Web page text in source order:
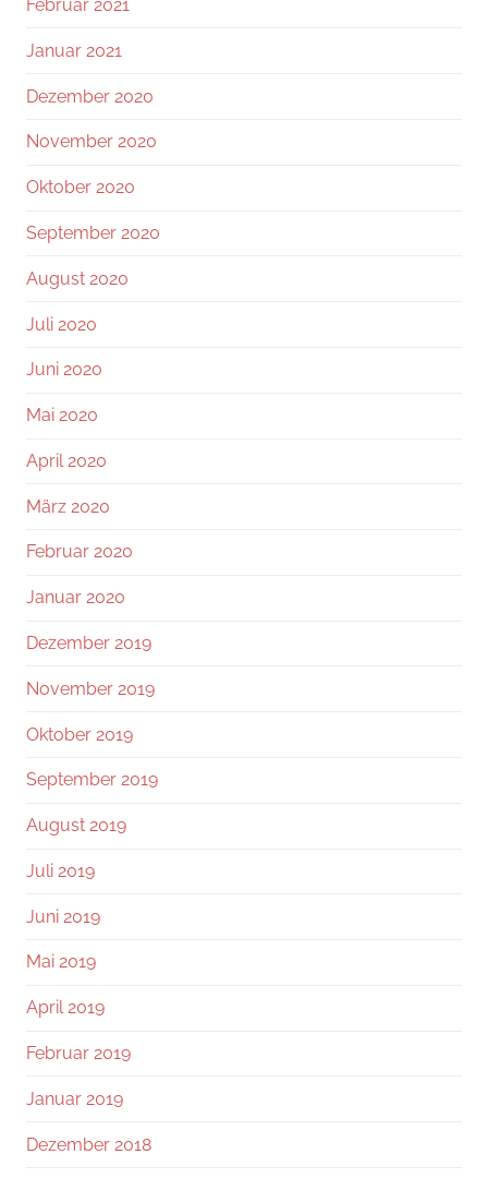
Februar 2021
Januar 2021
Dezember 2020
November 2020
Oktober 2020
September 2020
August 2020
Juli 2020
Juni 2020
Mai 2020
April 2020
März 2020
Februar 2020
Januar 2020
Dezember 2019
November 2019
Oktober 2019
September 2019
August 2019
Juli 2019
Juni 2019
Mai 2019
April 2019
Februar 2019
Januar 2019
Dezember 2018